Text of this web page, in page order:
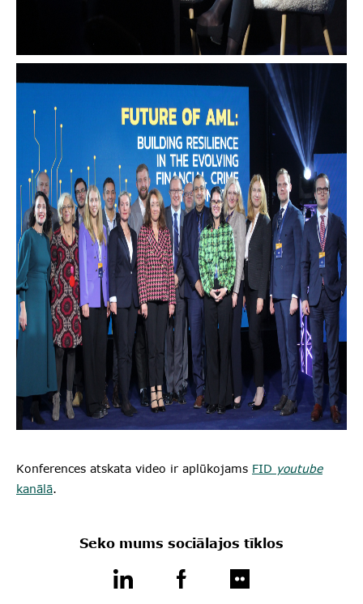
Konferences atskata video ir aplūkojams FID youtube
kanālā.
Seko mums sociālajos tīklos